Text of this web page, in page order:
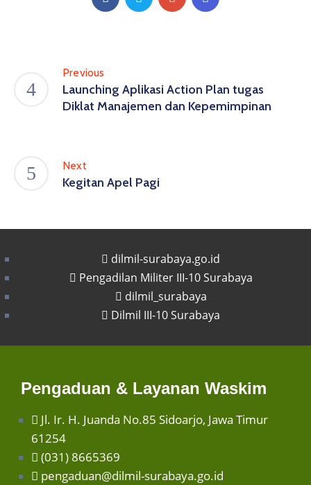
Previous
Launching Aplikasi Action Plan tugas
Diklat Manajemen dan Kepemimpinan
Next
Kegitan Apel Pagi
dilmil-surabaya.go.id
Pengadilan Militer III-10 Surabaya
dilmil_surabaya
Dilmil III-10 Surabaya
Pengaduan & Layanan Waskim
Jl. Ir. H. Juanda No.85 Sidoarjo, Jawa Timur
61254
(031) 8665369
pengaduan@dilmil-surabaya.go.id